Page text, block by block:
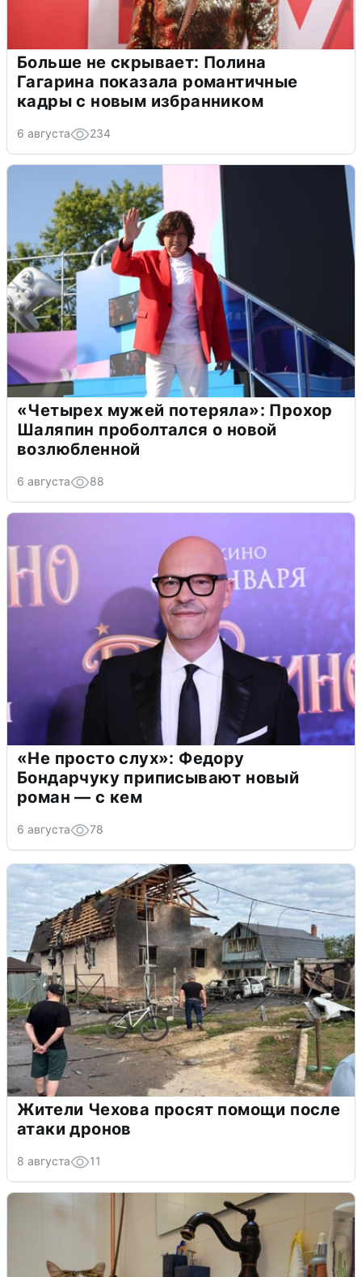
Больше не скрывает: Полина
Гагарина показала романтичные
кадры с новым избранником
6 августа 234
«Четырех мужей потеряла»: Прохор
Шаляпин проболтался о новой
возлюбленной
6 августа 88
«Не просто слух»: Федору
Бондарчуку приписывают новый
роман — с кем
6 августа 78
Жители Чехова просят помощи после
атаки дронов
8 августа 11